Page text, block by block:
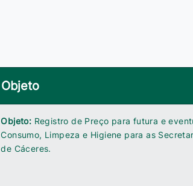
Objeto
Objeto: Registro de Preço para futura e
Consumo, Limpeza e Higiene para as
de Cáceres.